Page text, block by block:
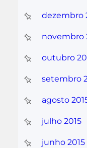
dezembro
novembro
outubro
setembro
agosto
julho 2015
junho 2015